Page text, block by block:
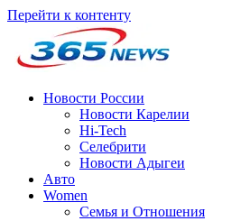
Перейти к контенту
Новости России
Новости Карелии
Hi-Tech
Селебрити
Новости Адыгеи
Авто
Women
Семья и Отношения